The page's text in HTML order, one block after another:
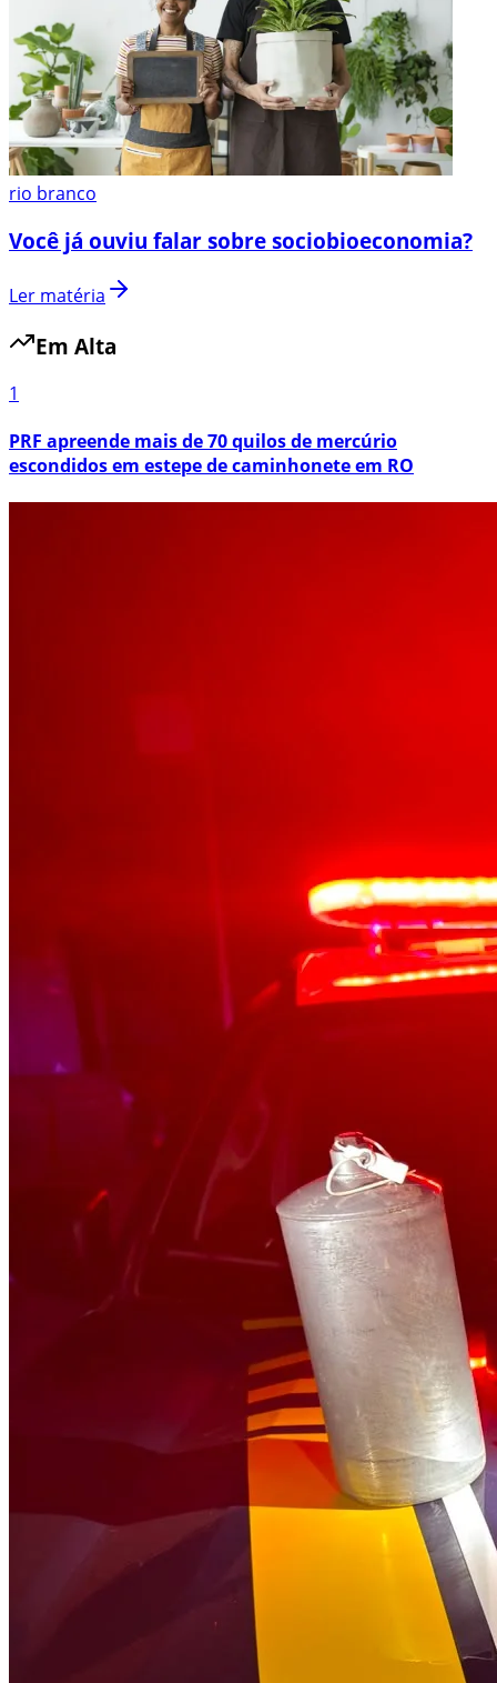
rio branco
Você já ouviu falar sobre sociobioeconomia?
Ler matéria
Em Alta
1
PRF apreende mais de 70 quilos de mercúrio
escondidos em estepe de caminhonete em RO